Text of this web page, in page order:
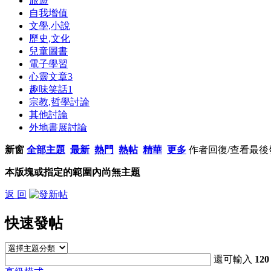
自我增值
文學,小說
歷史,文化
兒童圖書
電子學習
心靈文章3
趣味笑話1
宗教,哲學討論
其他討論
外地書展討論
新窗 全部主題 最新 熱門 熱帖 精華 更多 作者回復/查看最後
本版塊或指定的範圍內尚無主題
返 回
快速發帖
還可輸入 120